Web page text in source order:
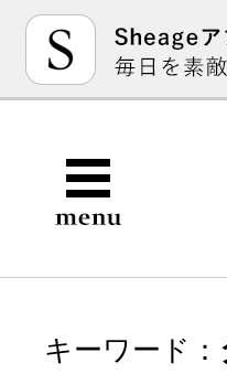
キーワード：